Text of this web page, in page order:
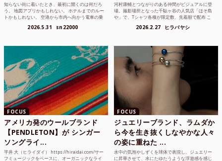
知らない街に着いたとき、最初に開くのは何だろ
う。 地図アプリかもしれない。 ホテルまでのルー
トかもしれない。 空港から市内へ向かう電車の乗
2026.5.31 sn22000
河村康輔とつながりのある仲間がビジュアルに登
場。撮影場所となった千駄ヶ谷の人気店「ほそ島
や」で、Tシャツ各種が限定数、先着順で配布 こ
2026.2.27 ヒラバヤシ
FOCUS
アメリカ発のウールブランド
【PENDLETON】が シンガー
ソングライ...
平井 大（ヒライダイ） https://hiraidai.com/サー
フミュージックをベースに、オーガニックなライ
FOCUS
ジュエリーブランド、ラムダか
ら今を生き抜くしなやかな人々
の姿に重ねた ...
水中の気泡やしずくを球体で表現し、ジュエリー
に昇華させて、水にたゆたうような浮遊感を感じ